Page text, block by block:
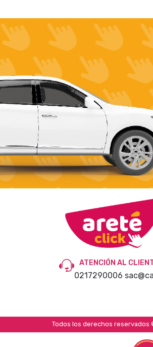
ATENCIÓN AL
0217290006
Todos los derechos reservados